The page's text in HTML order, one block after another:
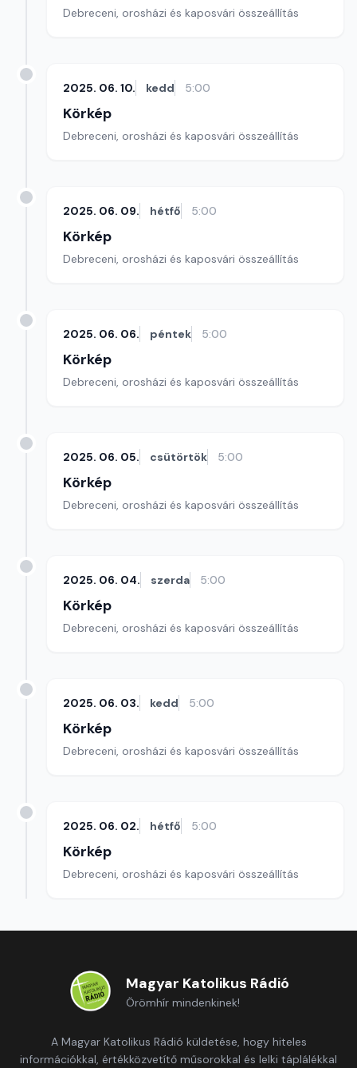
Debreceni, orosházi és kaposvári összeállítás
2025. 06. 10. kedd 5:00
Körkép
Debreceni, orosházi és kaposvári összeállítás
2025. 06. 09. hétfő 5:00
Körkép
Debreceni, orosházi és kaposvári összeállítás
2025. 06. 06. péntek 5:00
Körkép
Debreceni, orosházi és kaposvári összeállítás
2025. 06. 05. csütörtök 5:00
Körkép
Debreceni, orosházi és kaposvári összeállítás
2025. 06. 04. szerda 5:00
Körkép
Debreceni, orosházi és kaposvári összeállítás
2025. 06. 03. kedd 5:00
Körkép
Debreceni, orosházi és kaposvári összeállítás
2025. 06. 02. hétfő 5:00
Körkép
Debreceni, orosházi és kaposvári összeállítás
Magyar Katolikus Rádió
Örömhír mindenkinek!
A Magyar Katolikus Rádió küldetése, hogy hiteles
információkkal, értékközvetítő műsorokkal és lelki táplálékkal